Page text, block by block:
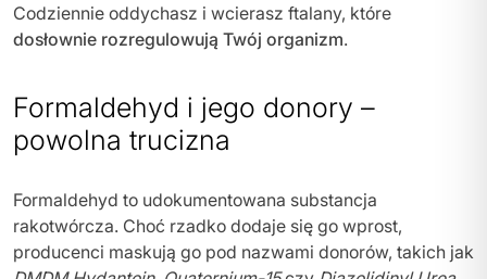
Codziennie oddychasz i wcierasz ftalany, które
dosłownie rozregulowują Twój organizm.
Formaldehyd i jego donory –
powolna trucizna
Formaldehyd to udokumentowana substancja
rakotwórcza. Choć rzadko dodaje się go wprost,
producenci maskują go pod nazwami donorów, takich jak